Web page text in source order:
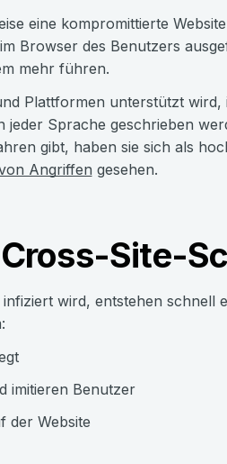
eine kompromittierte
Browser des Benutzers
mehr führen.
Plattformen unterstützt
Sprache geschrieben
gibt, haben sie sich als
Angriffen gesehen.
Site-
wird, entstehen schnell
imitieren Benutzer
der Website